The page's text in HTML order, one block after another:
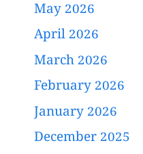
May 2026
April 2026
March 2026
February 2026
January 2026
December 2025